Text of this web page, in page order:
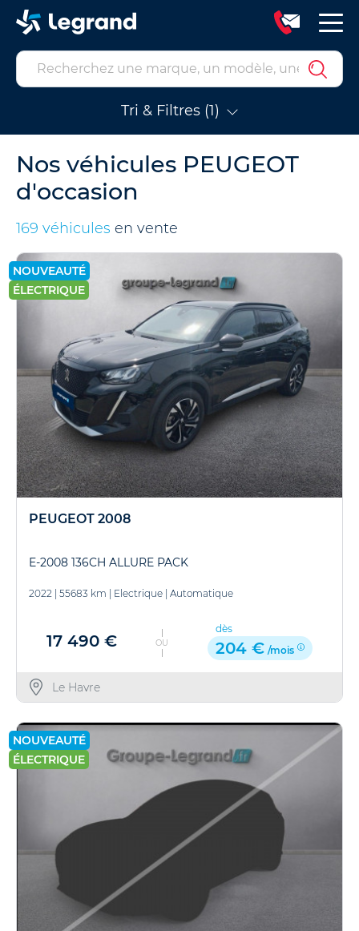
Tri & Filtres (1)
Nos véhicules PEUGEOT
d'occasion
169 véhicules en vente
NOUVEAUTÉ
ÉLECTRIQUE
PEUGEOT 2008
E-2008 136CH ALLURE PACK
2022 | 55683 km | Electrique | Automatique
17 490 € OU
dès
204 € /mois
Le Havre
NOUVEAUTÉ
ÉLECTRIQUE